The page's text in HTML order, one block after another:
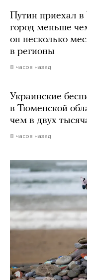
Путин приехал
город меньше
он несколько
в регионы
8 часов назад
Украинские
в Тюменской
чем в двух
8 часов назад